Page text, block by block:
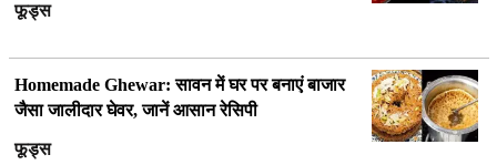
फूड्स
Homemade Ghewar: सावन में घर पर बनाएं बाजार
जैसा जालीदार घेवर, जानें आसान रेसिपी
फूड्स